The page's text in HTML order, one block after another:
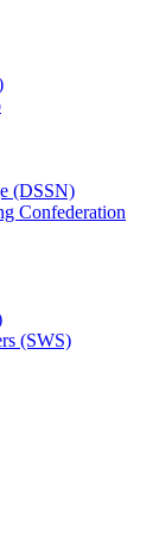
(DSSN)
Confederation
(SWS)